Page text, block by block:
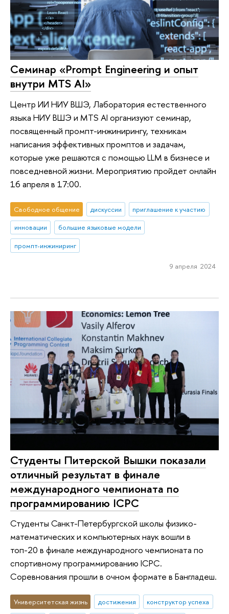
Семинар «Prompt Engineering и опыт
внутри MTS AI»
Центр ИИ НИУ ВШЭ, Лаборатория естественного
языка НИУ ВШЭ и MTS AI организуют семинар,
посвященный промпт-инжинирингу, техникам
написания эффективных промптов и задачам,
которые уже решаются с помощью LLM в бизнесе и
повседневной жизни. Мероприятию пройдет онлайн
16 апреля в 17:00.
Свободное общение дискуссии
приглашение к участию
инновации
большие языковые модели
промпт-инжиниринг
9 апреля 2024
Студенты Питерской Вышки показали
отличный результат в финале
международного чемпионата по
программированию ICPC
Студенты Санкт-Петербургской школы физико-
математических и компьютерных наук вошли в
топ-20 в финале международного чемпионата по
спортивному программированию ICPC.
Соревнования прошли в очном формате в Бангладеш.
Университетская жизнь достижения конструктор успеха